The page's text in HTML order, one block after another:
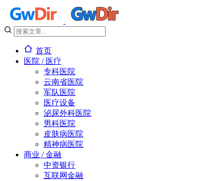
首页
医院 / 医疗
专科医院
云南省医院
军队医院
医疗设备
泌尿外科医院
男科医院
皮肤病医院
精神病医院
商业 / 金融
中资银行
互联网金融